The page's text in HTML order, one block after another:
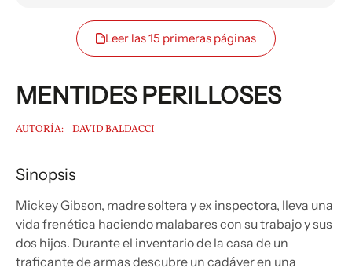
Leer las 15 primeras páginas
MENTIDES PERILLOSES
AUTORÍA: DAVID BALDACCI
Sinopsis
Mickey Gibson, madre soltera y ex inspectora, lleva una
vida frenética haciendo malabares con su trabajo y sus
dos hijos. Durante el inventario de la casa de un
traficante de armas descubre un cadáver en una